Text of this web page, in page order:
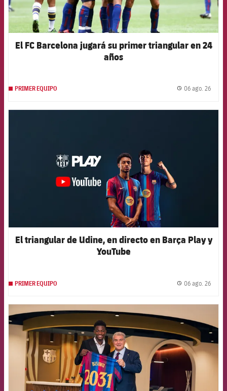
El FC Barcelona jugará su primer triangular en 24
años
PRIMER EQUIPO 06 ago. 26
El triangular de Udine, en directo en Barça Play y
YouTube
PRIMER EQUIPO 06 ago. 26
FCB Barcelona badge